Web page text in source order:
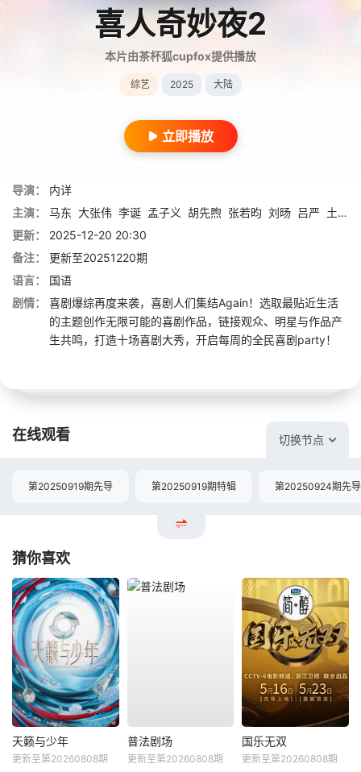
喜人奇妙夜2
本片由茶杯狐cupfox提供播放
综艺 2025 大陆
立即播放
导演：
内详
主演：
马东 大张伟 李诞 孟子义 胡先煦 张若昀 刘旸 吕严 土豆
更新：
2025-12-20 20:30
备注：
更新至20251220期
语言：
国语
剧情：
喜剧爆综再度来袭，喜剧人们集结Again！选取最贴近生活
的主题创作无限可能的喜剧作品，链接观众、明星与作品产
生共鸣，打造十场喜剧大秀，开启每周的全民喜剧party！
在线观看 切换节点
第20250919期先导 第20250919期特辑 第20250924期先
猜你喜欢
天籁与少年
更新至第20260808期
普法剧场
更新至第20260808期
国乐无双
更新至第20260808期